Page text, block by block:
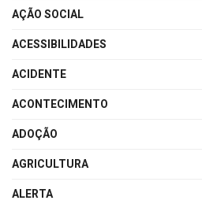
AÇÃO SOCIAL
ACESSIBILIDADES
ACIDENTE
ACONTECIMENTO
ADOÇÃO
AGRICULTURA
ALERTA